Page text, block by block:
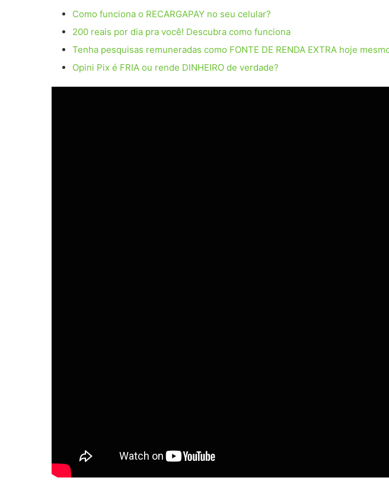
Como funciona o RECARGAPAY no seu celular?
200 reais por dia pra você! Descubra como funciona
Tenha pesquisas remuneradas como FONTE DE RENDA EXTRA hoje
Opini Pix é FRIA ou rende DINHEIRO de verdade?